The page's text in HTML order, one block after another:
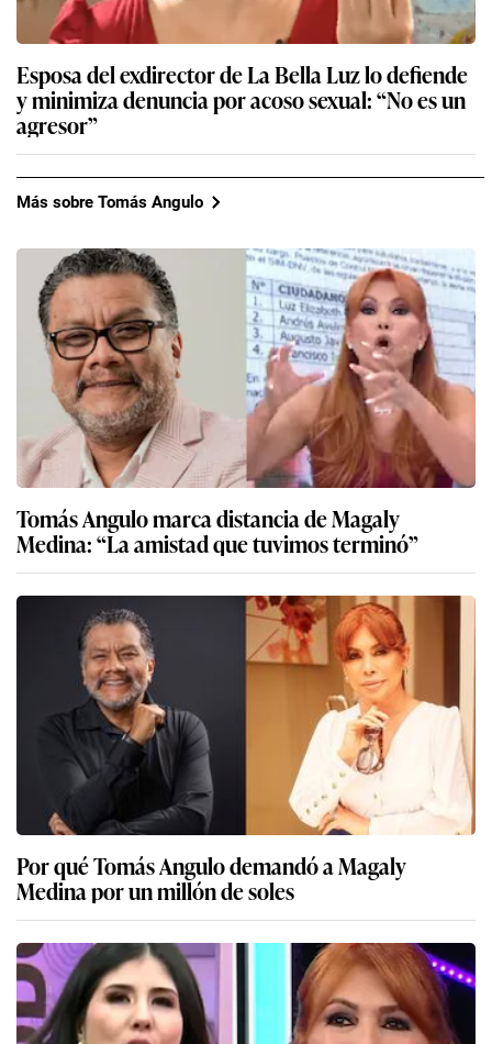
Esposa del exdirector de La Bella Luz lo defiende
y minimiza denuncia por acoso sexual: “No es un
agresor”
Más sobre Tomás Angulo
Tomás Angulo marca distancia de Magaly
Medina: “La amistad que tuvimos terminó”
Por qué Tomás Angulo demandó a Magaly
Medina por un millón de soles